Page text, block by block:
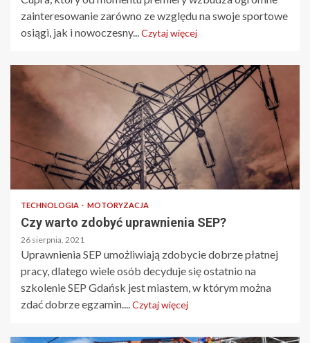
zainteresowanie zarówno ze względu na swoje sportowe
osiągi, jak i nowoczesny...Czytaj więcej
TECHNOLOGIA MOTORYZACJA
Czy warto zdobyć uprawnienia SEP?
26 sierpnia, 2021
Uprawnienia SEP umożliwiają zdobycie dobrze płatnej
pracy, dlatego wiele osób decyduje się ostatnio na
szkolenie SEP Gdańsk jest miastem, w którym można
zdać dobrze egzamin....Czytaj więcej